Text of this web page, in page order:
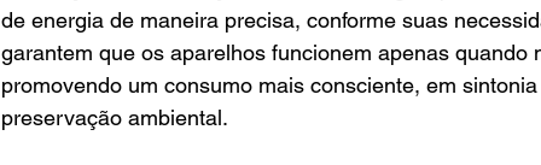
de energia de maneira precisa, conforme suas
garantem que os aparelhos funcionem apenas quando
promovendo um consumo mais consciente, em
preservação ambiental.